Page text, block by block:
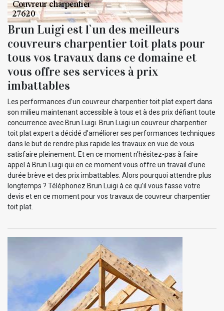
Brun Luigi est l`un des meilleurs
couvreurs charpentier toit plats pour
tous vos travaux dans ce domaine et
vous offre ses services à prix
imbattables
Les performances d’un couvreur charpentier toit plat expert dans
son milieu maintenant accessible à tous et à des prix défiant toute
concurrence avec Brun Luigi. Brun Luigi un couvreur charpentier
toit plat expert a décidé d’améliorer ses performances techniques
dans le but de rendre plus rapide les travaux en vue de vous
satisfaire pleinement. Et en ce moment n’hésitez-pas à faire
appel à Brun Luigi qui en ce moment vous offre un travail d’une
durée brève et des prix imbattables. Alors pourquoi attendre plus
longtemps ? Téléphonez Brun Luigi à ce qu’il vous fasse votre
devis et en ce moment pour vos travaux de couvreur charpentier
toit plat.